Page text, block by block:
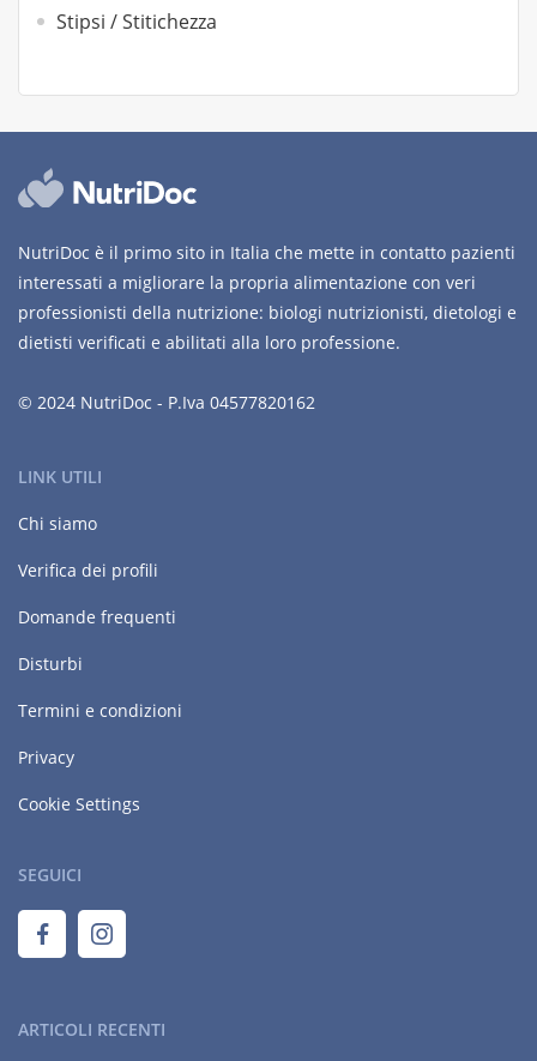
Stipsi / Stitichezza
NutriDoc è il primo sito in Italia che mette in contatto pazienti
interessati a migliorare la propria alimentazione con veri
professionisti della nutrizione: biologi nutrizionisti, dietologi e
dietisti verificati e abilitati alla loro professione.
© 2024 NutriDoc - P.Iva 04577820162
LINK UTILI
Chi siamo
Verifica dei profili
Domande frequenti
Disturbi
Termini e condizioni
Privacy
Cookie Settings
SEGUICI
ARTICOLI RECENTI